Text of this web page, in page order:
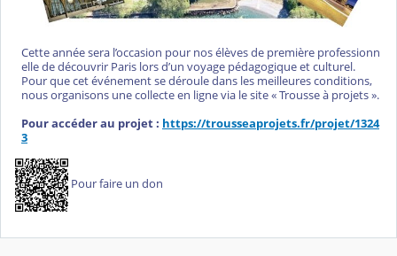
Cetteannéesera l’occasion pour nosélèvesde première professionn
ellededécouvrir Paris lors d’un voyage pédagogique et culturel.
Pour que cetévénement se déroule dans les meilleures conditions,
nous organisons unecollecte en lignevia le site«Trousseà projets».
Pouraccéderau projet: https://trousseaprojets.fr/projet/1324
3
Pour faire un don